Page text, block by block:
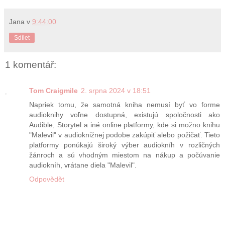
Jana v 9:44:00
Sdílet
1 komentář:
Tom Craigmile 2. srpna 2024 v 18:51
Napriek tomu, že samotná kniha nemusí byť vo forme
audioknihy voľne dostupná, existujú spoločnosti ako
Audible, Storytel a iné online platformy, kde si možno knihu
"Malevil" v audioknižnej podobe zakúpiť alebo požičať. Tieto
platformy ponúkajú široký výber audiokníh v rozličných
žánroch a sú vhodným miestom na nákup a počúvanie
audiokníh, vrátane diela "Malevil".
Odpovědět